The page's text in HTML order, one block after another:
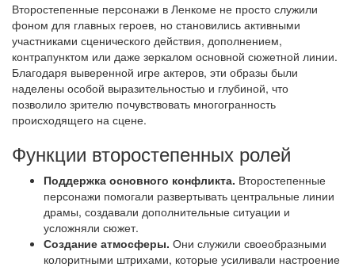
Второстепенные персонажи в Ленкоме не просто служили
фоном для главных героев, но становились активными
участниками сценического действия, дополнением,
контрапунктом или даже зеркалом основной сюжетной линии.
Благодаря выверенной игре актеров, эти образы были
наделены особой выразительностью и глубиной, что
позволило зрителю почувствовать многогранность
происходящего на сцене.
Функции второстепенных ролей
Поддержка основного конфликта. Второстепенные
персонажи помогали развертывать центральные линии
драмы, создавали дополнительные ситуации и
усложняли сюжет.
Создание атмосферы. Они служили своеобразными
колоритными штрихами, которые усиливали настроение